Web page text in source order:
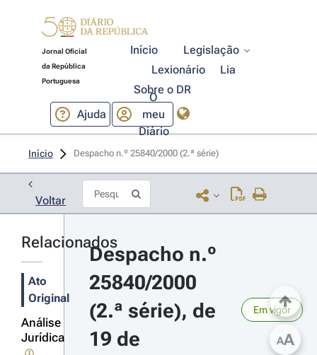
Jornal Oficial
da República
Portuguesa
Início
Legislação
Lexionário
Lia
Sobre o DR
Ajuda
O
meu
Diário
Início Despacho n.º 25840/2000 (2.ª série)
Voltar
Relacionados
Ato
Original
Análise
Jurídica
Despacho n.º
25840/2000
(2.ª série), de
19 de
Em vigor
AA